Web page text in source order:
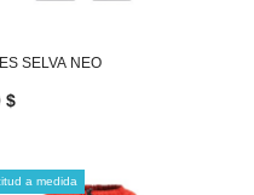
SELVA NEO
$
a medida